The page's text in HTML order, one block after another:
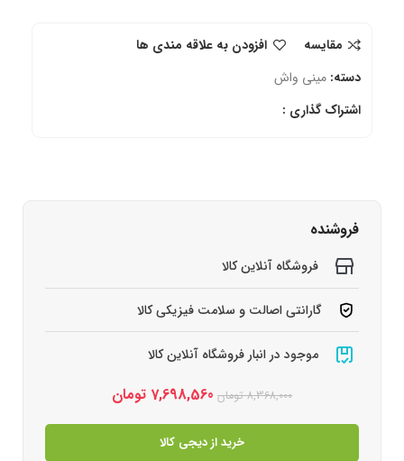
مقایسه
افزودن به علاقه مندی ها
دسته: مینی واش
اشتراک گذاری :
فروشنده
فروشگاه آنلاین کالا
گارانتی اصالت و سلامت فیزیکی کالا
موجود در انبار فروشگاه آنلاین کالا
8,368,000 تومان 7,698,560 تومان
خرید از دیجی کالا